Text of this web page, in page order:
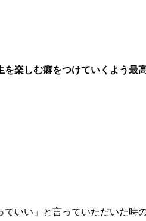
を楽しむ癖をつけていくよう最
いい」と言っていただいた時